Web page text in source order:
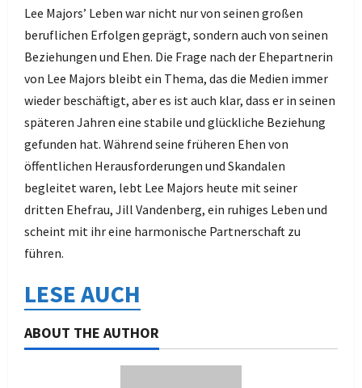
Lee Majors’ Leben war nicht nur von seinen großen
beruflichen Erfolgen geprägt, sondern auch von seinen
Beziehungen und Ehen. Die Frage nach der Ehepartnerin
von Lee Majors bleibt ein Thema, das die Medien immer
wieder beschäftigt, aber es ist auch klar, dass er in seinen
späteren Jahren eine stabile und glückliche Beziehung
gefunden hat. Während seine früheren Ehen von
öffentlichen Herausforderungen und Skandalen
begleitet waren, lebt Lee Majors heute mit seiner
dritten Ehefrau, Jill Vandenberg, ein ruhiges Leben und
scheint mit ihr eine harmonische Partnerschaft zu
führen.
LESE AUCH
ABOUT THE AUTHOR